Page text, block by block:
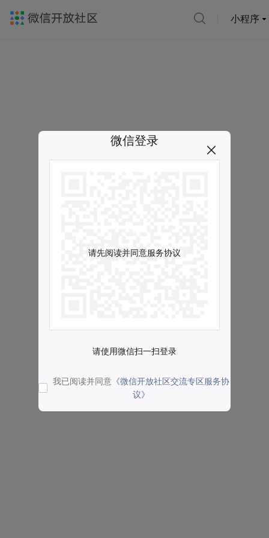
小程序
微信登录
请先阅读并同意服务协议
请使用微信扫一扫登录
我已阅读并同意 《微信开放社区交流专区服务协
议》